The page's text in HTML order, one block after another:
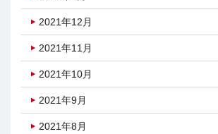
2021年12月
2021年11月
2021年10月
2021年9月
2021年8月